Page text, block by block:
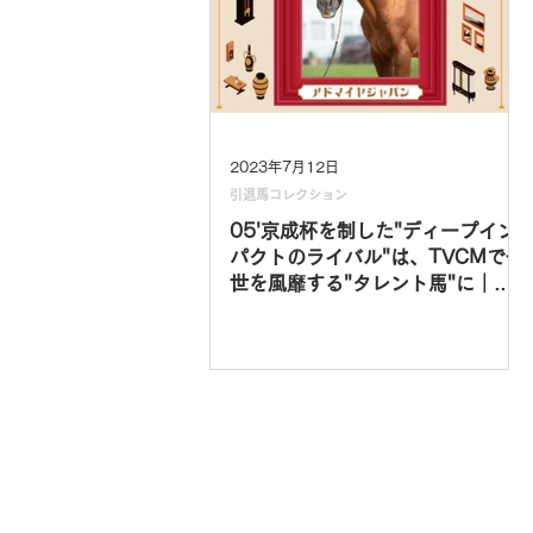
05'京成杯を制した"ディープイン
パクトのライバル"は、TVCMで一
世を風靡する"タレント馬"に｜ア
引退馬コレクション
2023年7月12日